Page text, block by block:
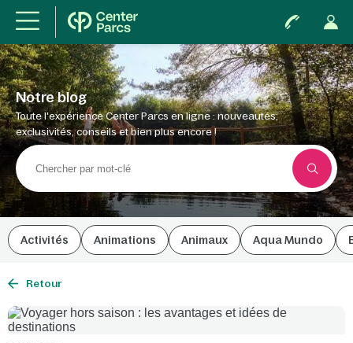
Notre blog
Toute l'expérience Center Parcs en ligne : nouveautés,
exclusivités, conseils et bien plus encore !
Activités Animations Animaux Aqua Mundo
Retour